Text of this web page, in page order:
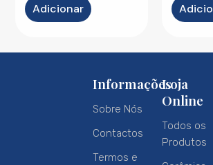
Adicionar
Informações
Sobre Nós
Contactos
Termos e
Loja
Online
Todos os
Produtos